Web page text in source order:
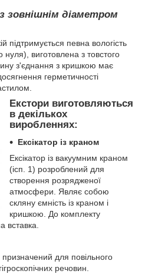
зовнішнім діаметром
підтримується певна вологість
нуля), виготовлена з товстого
з'єднання з кришкою має
герметичності
Екстори виготовляються
в декількох
виробленнях:
Ексікатор із краном
Ексікатор із вакуумним краном
(ісп. 1) розроблений для
створення розрядженої
атмосфери. Являє собою
скляну ємність із краном і
кришкою. До комплекту
вставка.
призначений для повільного
речовин.